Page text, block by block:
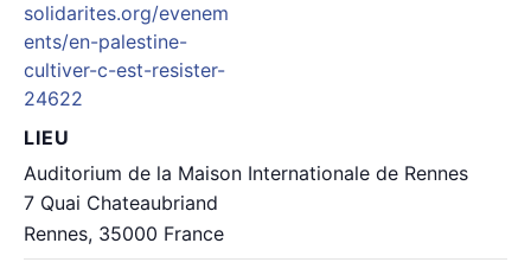
solidarites.org/evenem
ents/en-palestine-
cultiver-c-est-resister-
24622
LIEU
Auditorium de la Maison Internationale de Rennes
7 Quai Chateaubriand
Rennes, 35000 France